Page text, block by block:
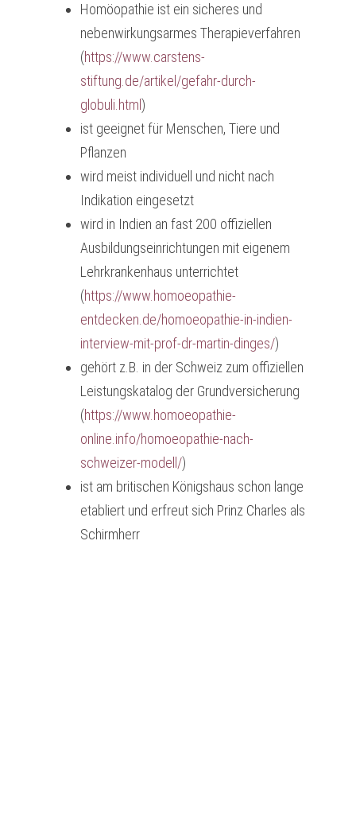
Homöopathie ist ein sicheres und
nebenwirkungsarmes Therapieverfahren
(https://www.carstens-
stiftung.de/artikel/gefahr-durch-
globuli.html)
ist geeignet für Menschen, Tiere und
Pflanzen
wird meist individuell und nicht nach
Indikation eingesetzt
wird in Indien an fast 200 offiziellen
Ausbildungseinrichtungen mit eigenem
Lehrkrankenhaus unterrichtet
(https://www.homoeopathie-
entdecken.de/homoeopathie-in-indien-
interview-mit-prof-dr-martin-dinges/)
gehört z.B. in der Schweiz zum offiziellen
Leistungskatalog der Grundversicherung
(https://www.homoeopathie-
online.info/homoeopathie-nach-
schweizer-modell/)
ist am britischen Königshaus schon lange
etabliert und erfreut sich Prinz Charles als
Schirmherr